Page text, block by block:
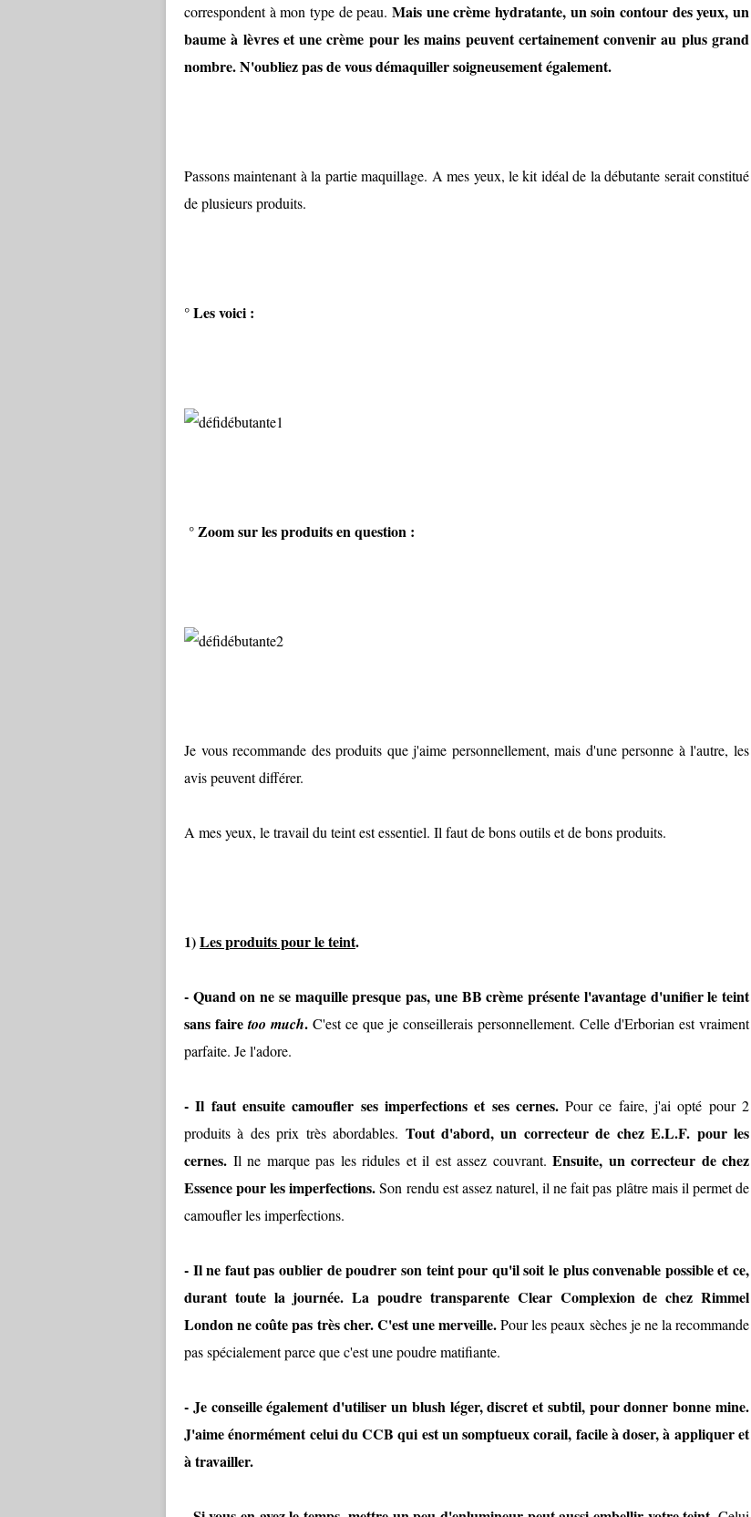
correspondent à mon type de peau. Mais une crème hydratante, un soin contour des yeux, un
baume à lèvres et une crème pour les mains peuvent certainement convenir au plus grand
nombre. N'oubliez pas de vous démaquiller soigneusement également.
Passons maintenant à la partie maquillage. A mes yeux, le kit idéal de la débutante serait constitué
de plusieurs produits.
° Les voici :
° Zoom sur les produits en question :
Je vous recommande des produits que j'aime personnellement, mais d'une personne à l'autre, les
avis peuvent différer.
A mes yeux, le travail du teint est essentiel. Il faut de bons outils et de bons produits.
1)Les produits pour le teint.
- Quand on ne se maquille presque pas, une BB crème présente l'avantage d'unifier le teint
sans fairetoo much. C'est ce que je conseillerais personnellement. Celle d'Erborian est vraiment
parfaite. Je l'adore.
- Il faut ensuite camoufler ses imperfections et ses cernes.Pour ce faire, j'ai opté pour 2
produits à des prix très abordables. Tout d'abord, un correcteur de chez E.L.F. pour les
cernes. Il ne marque pas les ridules et il est assez couvrant. Ensuite, un correcteur de chez
Essence pour les imperfections.Son rendu est assez naturel, il ne fait pas plâtre mais il permet de
camoufler les imperfections.
- Il ne faut pas oublier de poudrer son teint pour qu'il soit le plus convenable possible et ce,
durant toute la journée. La poudre transparente Clear Complexion de chez Rimmel
London ne coûte pas très cher. C'est une merveille.Pour les peaux sèches je ne la recommande
pas spécialement parce que c'est une poudre matifiante.
- Je conseille également d'utiliser un blush léger, discret et subtil, pour donner bonne mine.
J'aime énormément celui du CCB qui est un somptueux corail, facile à doser, à appliquer et
à travailler.